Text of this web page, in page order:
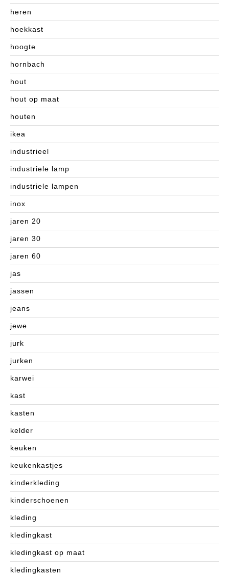
heren
hoekkast
hoogte
hornbach
hout
hout op maat
houten
ikea
industrieel
industriele lamp
industriele lampen
inox
jaren 20
jaren 30
jaren 60
jas
jassen
jeans
jewe
jurk
jurken
karwei
kast
kasten
kelder
keuken
keukenkastjes
kinderkleding
kinderschoenen
kleding
kledingkast
kledingkast op maat
kledingkasten